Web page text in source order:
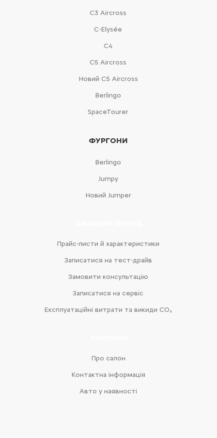
С3 Aircross
C-Elysée
С4
С5 Aircross
Новий С5 Aircross
Berlingo
SpaceTourer
ФУРГОНИ
Berlingo
Jumpy
Новий Jumper
Прайс-листи й характеристики
Записатися на тест-драйв
Замовити консультацію
Записатися на сервіс
Експлуатаційні витрати та викиди CO₂
Про салон
Контактна інформація
Авто у наявності